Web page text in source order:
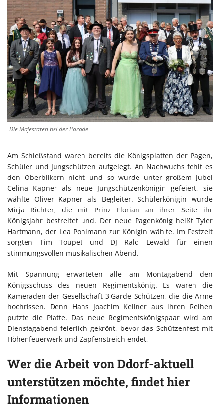
Die Majestäten bei der Parade
Am Schießstand waren bereits die Königsplatten der Pagen,
Schüler und Jungschützen aufgelegt. An Nachwuchs fehlt es
den Oberbilkern nicht und so wurde unter großem Jubel
Celina Kapner als neue Jungschützenkönigin gefeiert, sie
wählte Oliver Kapner als Begleiter. Schülerkönigin wurde
Mirja Richter, die mit Prinz Florian an ihrer Seite ihr
Königsjahr bestreitet und. Der neue Pagenkönig heißt Tyler
Hartmann, der Lea Pohlmann zur Königin wählte. Im Festzelt
sorgten Tim Toupet und DJ Rald Lewald für einen
stimmungsvollen musikalischen Abend.
Mit Spannung erwarteten alle am Montagabend den
Königsschuss des neuen Regimentskönig. Es waren die
Kameraden der Gesellschaft 3.Garde Schützen, die die Arme
hochrissen. Denn Hans Joachim Kellner aus ihren Reihen
putzte die Platte. Das neue Regimentskönigspaar wird am
Dienstagabend feierlich gekrönt, bevor das Schützenfest mit
Höhenfeuerwerk und Zapfenstreich endet,
Wer die Arbeit von Ddorf-aktuell
unterstützen möchte, findet hier
Informationen